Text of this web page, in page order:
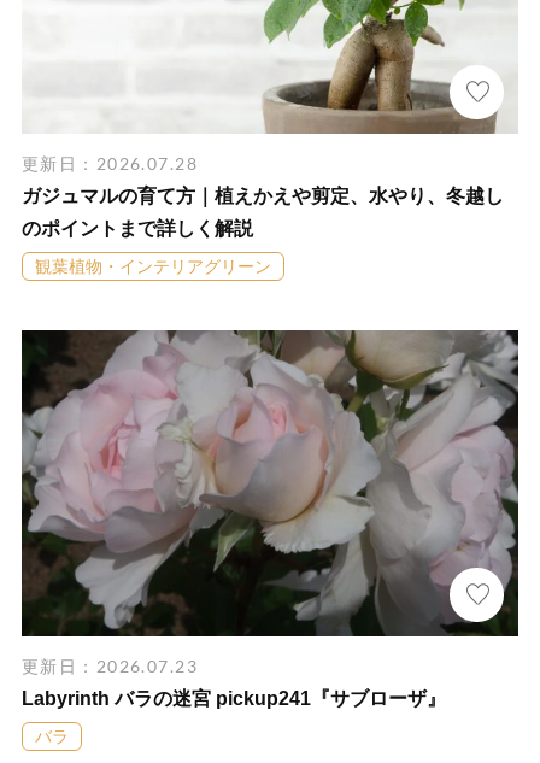
更新日：2026.07.28
ガジュマルの育て方｜植えかえや剪定、水やり、冬越し
のポイントまで詳しく解説
観葉植物・インテリアグリーン
更新日：2026.07.23
Labyrinth バラの迷宮 pickup241『サブローザ』
バラ